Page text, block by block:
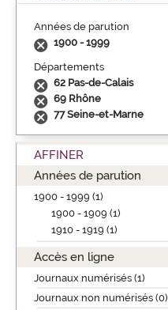
Années de parution
1900 - 1999
Départements
62 Pas-de-Calais
69 Rhône
77 Seine-et-Marne
AFFINER
Années de parution
1900 - 1999 (1)
1900 - 1909 (1)
1910 - 1919 (1)
Accès en ligne
Journaux numérisés (1)
Journaux non numérisés (0)